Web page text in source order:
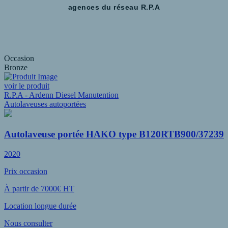
agences du réseau R.P.A
Occasion
Bronze
voir le produit
R.P.A - Ardenn Diesel Manutention
Autolaveuses autoportées
Autolaveuse portée HAKO type B120RTB900/37239
2020
Prix occasion
À partir de 7000€ HT
Location longue durée
Nous consulter